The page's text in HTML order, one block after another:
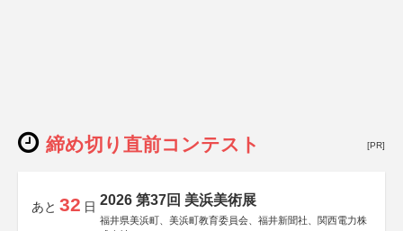
締め切り直前コンテスト [PR]
あと 32 日 2026 第37回 美浜美術展
福井県美浜町、美浜町教育委員会、福井新聞社、関西電力株